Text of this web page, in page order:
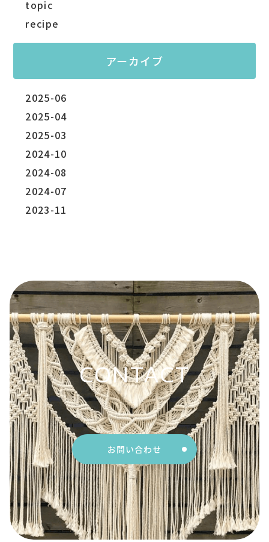
topic
recipe
アーカイブ
2025-06
2025-04
2025-03
2024-10
2024-08
2024-07
2023-11
CONTACT
お問い合わせ